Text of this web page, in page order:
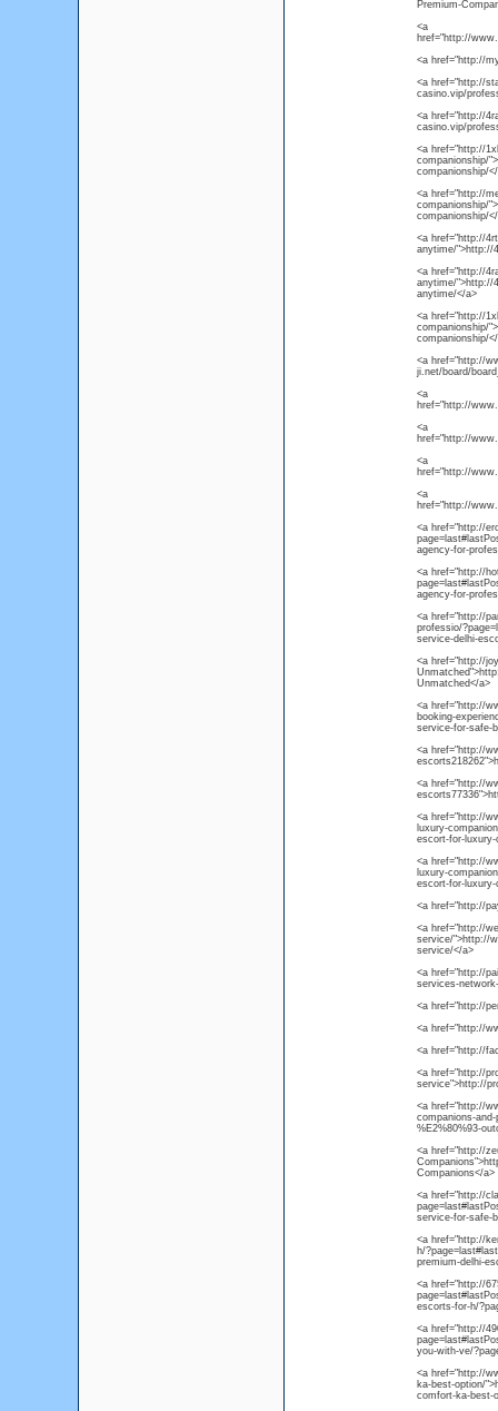
Premium-
<a
href="http://
<a href="http://
<a href="http://
casino.vip/
<a href="http://
casino.vip/
<a href="http://
companionship/
companionship/
<a href="http://
companionship/
companionship/
<a href="http://
anytime/">http://
<a href="http://
anytime/">http://
anytime/</a>
<a href="http://
companionship/
companionship/
<a href="http://
ji.net/board/
<a
href="http://
<a
href="http://
<a
href="http://
<a
href="http://
<a href="http://
agency-for-
<a href="http://
agency-for-
<a href="http://
professio/
service-delhi-
<a href="http://
Unmatched</a>
<a href="http://
booking-
service-for-safe-
<a href="http://
<a href="http://
<a href="http://
luxury-
escort-for-luxury-
<a href="http://
luxury-
escort-for-luxury-
<a href="http://
<a href="http://
service/">http://
service/</a>
<a href="http://
services-
<a href="http://
<a href="http://
<a href="http://
<a href="http://
service">http://
<a href="http://
companions-
%E2%80%93-
<a href="http://
Companions</a>
<a href="http://
service-for-safe-
<a href="http://
h/
premium-delhi-
<a href="http://
escorts-for-h/
<a href="http://
you-with-ve/
<a href="http://
ka-best-option/
comfort-ka-best-